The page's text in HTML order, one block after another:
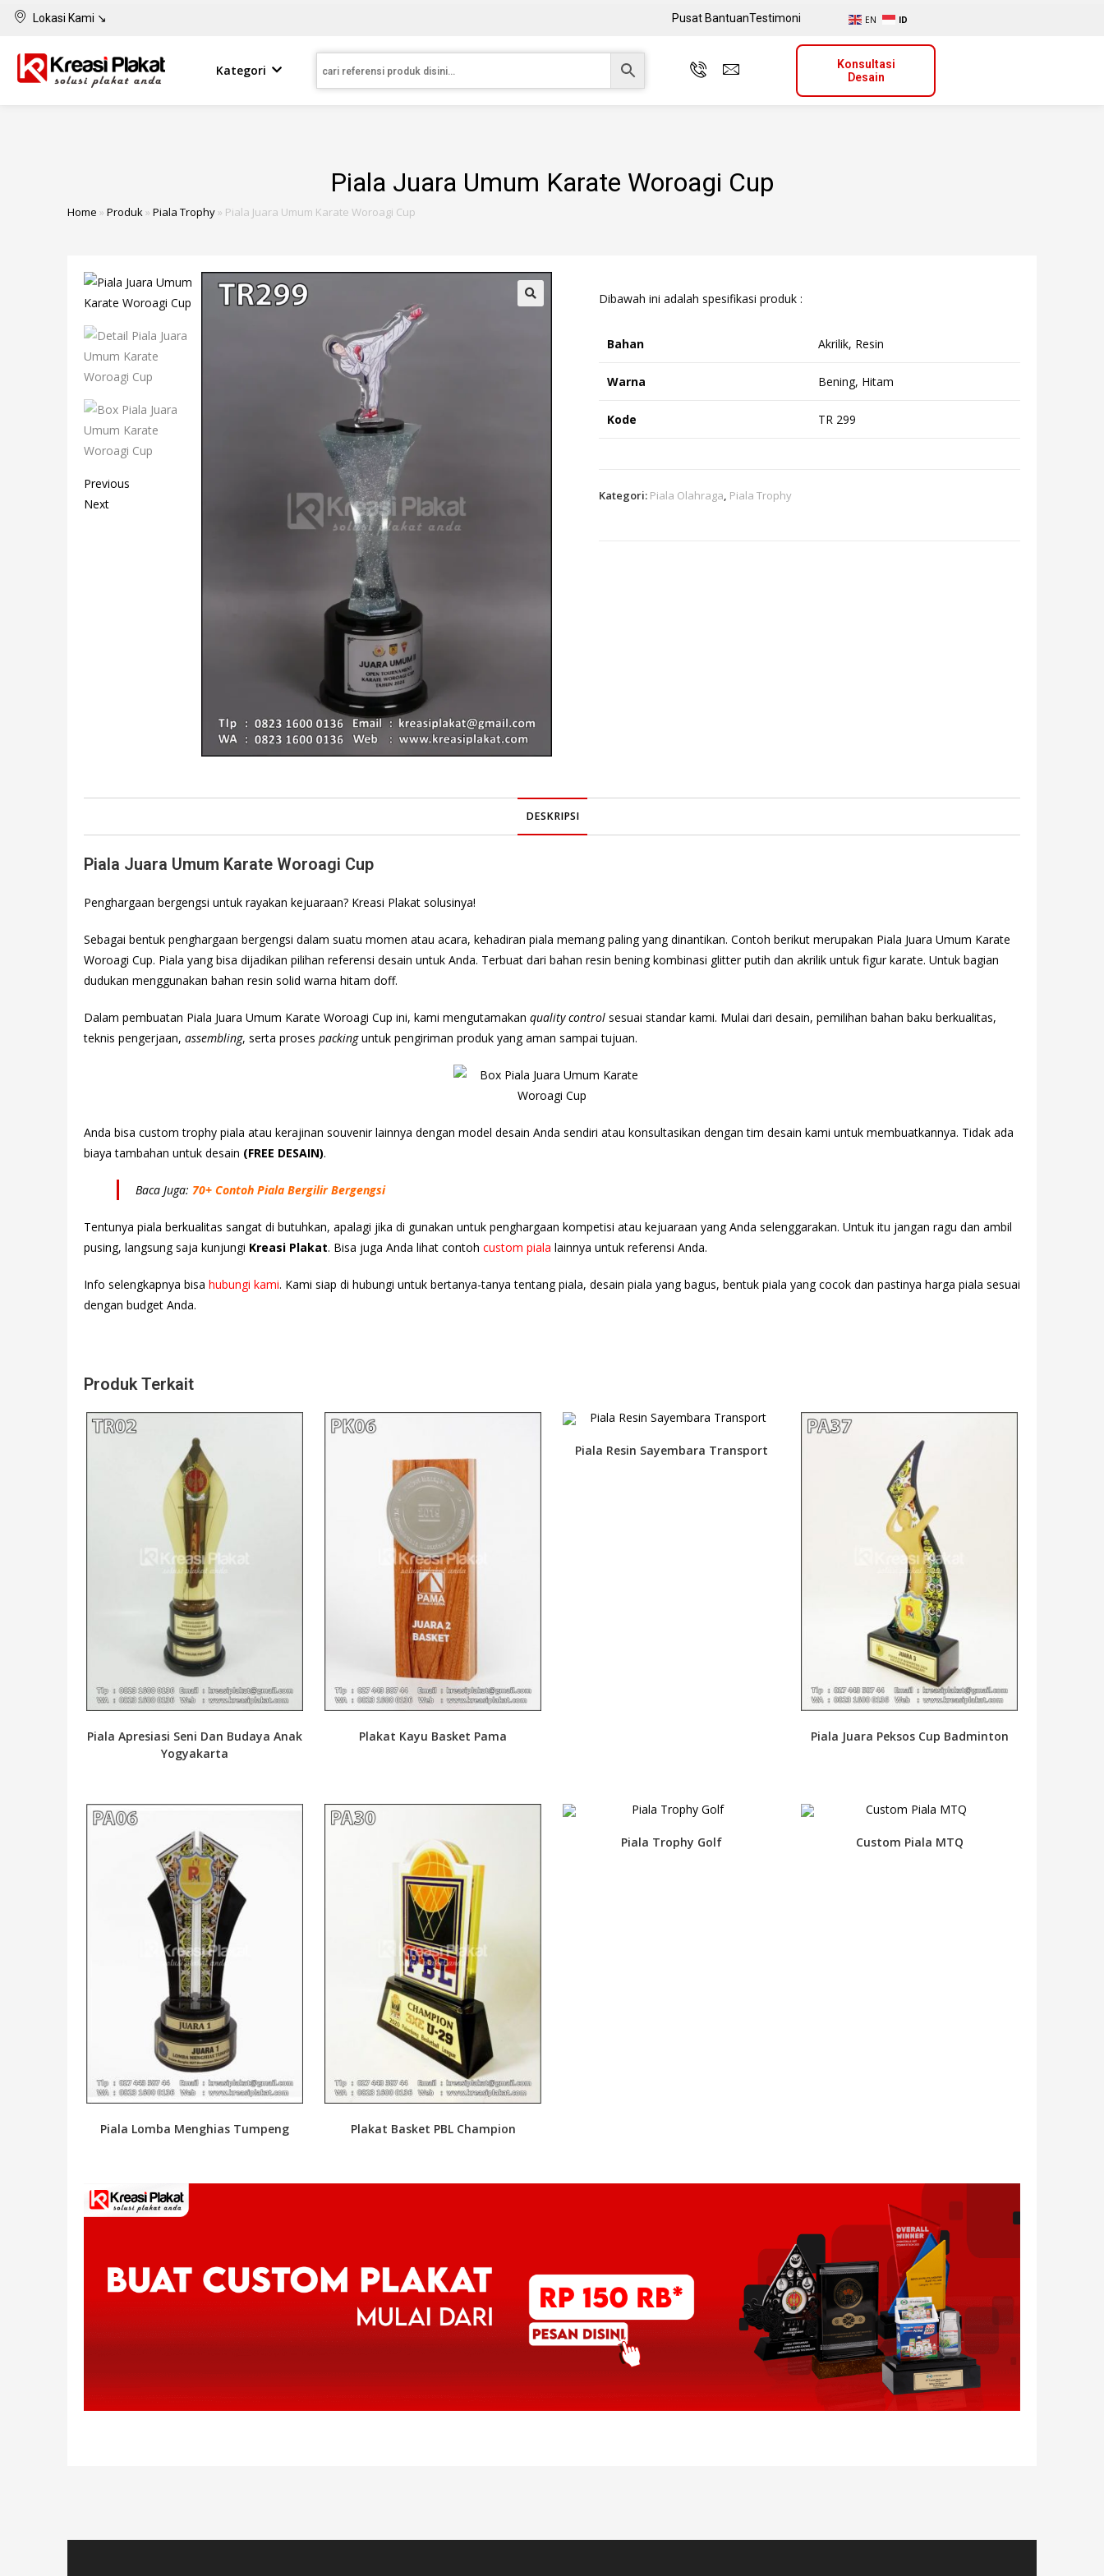
Lokasi Kami ↘ Pusat BantuanTestimoni EN ID
Kategori
Konsultasi
Desain
Piala Juara Umum Karate Woroagi Cup
Home » Produk» Piala Trophy» Piala Juara Umum Karate Woroagi Cup
Previous
Next
Dibawah ini adalah spesifikasi produk :
Bahan Akrilik, Resin
Warna Bening, Hitam
Kode TR 299
Kategori: Piala Olahraga, Piala Trophy
DESKRIPSI
Piala Juara Umum Karate Woroagi Cup
Penghargaan bergengsi untuk rayakan kejuaraan? Kreasi Plakat solusinya!
Sebagai bentuk penghargaan bergengsi dalam suatu momen atau acara, kehadiran piala memang paling yang dinantikan. Contoh berikut merupakan Piala Juara Umum Karate
Woroagi Cup. Piala yang bisa dijadikan pilihan referensi desain untuk Anda. Terbuat dari bahan resin bening kombinasi glitter putih dan akrilik untuk figur karate. Untuk bagian
dudukan menggunakan bahan resin solid warna hitam doff.
Dalam pembuatan Piala Juara Umum Karate Woroagi Cup ini, kami mengutamakan quality control sesuai standar kami. Mulai dari desain, pemilihan bahan baku berkualitas,
teknis pengerjaan, assembling, serta proses packinguntuk pengiriman produk yang aman sampai tujuan.
Anda bisa custom trophy piala atau kerajinan souvenir lainnya dengan model desain Anda sendiri atau konsultasikan dengan tim desain kami untuk membuatkannya. Tidak ada
biaya tambahan untuk desain (FREE DESAIN).
Baca Juga: 70+ Contoh Piala Bergilir Bergengsi
Tentunya piala berkualitas sangat di butuhkan, apalagi jika di gunakan untuk penghargaan kompetisi atau kejuaraan yang Anda selenggarakan. Untuk itu jangan ragu dan ambil
pusing, langsung saja kunjungi Kreasi Plakat. Bisa juga Anda lihat contoh custom piala lainnya untuk referensi Anda.
Info selengkapnya bisa hubungi kami. Kami siap di hubungi untuk bertanya-tanya tentang piala, desain piala yang bagus, bentuk piala yang cocok dan pastinya harga piala sesuai
dengan budget Anda.
Produk Terkait
Piala Apresiasi Seni Dan Budaya Anak
Yogyakarta
Plakat Kayu Basket Pama
Piala Resin Sayembara Transport
Piala Juara Peksos Cup Badminton
Piala Lomba Menghias Tumpeng Plakat Basket PBL Champion
Piala Trophy Golf Custom Piala MTQ